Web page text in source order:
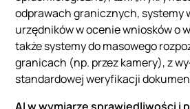
odprawach granicznych, systemy
urzędników w ocenie wniosków o
także systemy do masowego
granicach (np. przez kamery), z
standardowej weryfikacji
AI w wymiarze sprawiedliwości i